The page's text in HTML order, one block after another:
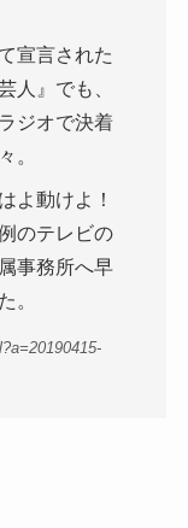
宣言された
人』でも、
ジオで決着
。
よ動けよ！
のテレビの
事務所へ早
。